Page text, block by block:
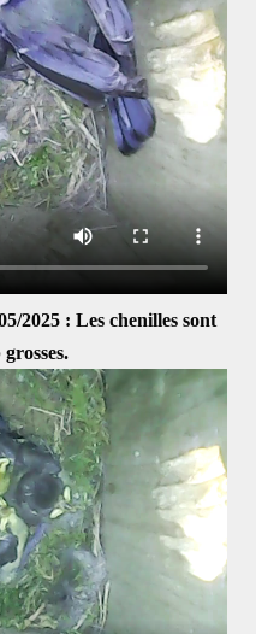
2025 : Les chenilles sont